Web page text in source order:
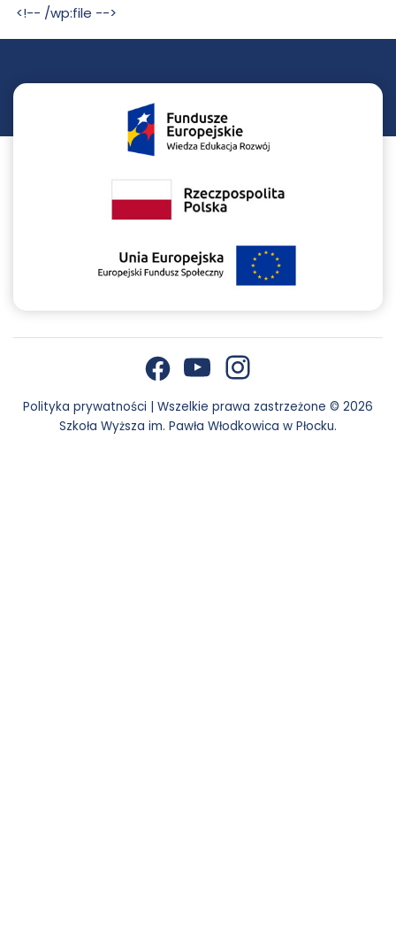
Bez
<!-- /wp:file -->
Facebook
otwiera się w nowej karcieYouTube
otwiera się w nowej karcieInstagram
otwiera się w nowej karcie
Polityka prywatności | Wszelkie prawa zastrzeżone © 2026
Szkoła Wyższa im. Pawła Włodkowica w Płocku.